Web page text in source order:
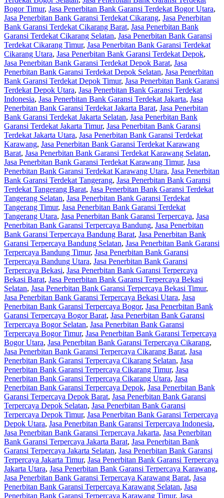
Bogor Timur, Jasa Penerbitan Bank Garansi Terdekat Bogor Utara,
Jasa Penerbitan Bank Garansi Terdekat Cikarang, Jasa Penerbitan
Bank Garansi Terdekat Cikarang Barat, Jasa Penerbitan Bank
Garansi Terdekat Cikarang Selatan, Jasa Penerbitan Bank Garansi
Terdekat Cikarang Timur, Jasa Penerbitan Bank Garansi Terdekat
Cikarang Utara, Jasa Penerbitan Bank Garansi Terdekat Depok,
Jasa Penerbitan Bank Garansi Terdekat Depok Barat, Jasa
Penerbitan Bank Garansi Terdekat Depok Selatan, Jasa Penerbitan
Bank Garansi Terdekat Depok Timur, Jasa Penerbitan Bank Garansi
Terdekat Depok Utara, Jasa Penerbitan Bank Garansi Terdekat
Indonesia, Jasa Penerbitan Bank Garansi Terdekat Jakarta, Jasa
Penerbitan Bank Garansi Terdekat Jakarta Barat, Jasa Penerbitan
Bank Garansi Terdekat Jakarta Selatan, Jasa Penerbitan Bank
Garansi Terdekat Jakarta Timur, Jasa Penerbitan Bank Garansi
Terdekat Jakarta Utara, Jasa Penerbitan Bank Garansi Terdekat
Karawang, Jasa Penerbitan Bank Garansi Terdekat Karawang
Barat, Jasa Penerbitan Bank Garansi Terdekat Karawang Selatan,
Jasa Penerbitan Bank Garansi Terdekat Karawang Timur, Jasa
Penerbitan Bank Garansi Terdekat Karawang Utara, Jasa Penerbitan
Bank Garansi Terdekat Tangerang, Jasa Penerbitan Bank Garansi
Terdekat Tangerang Barat, Jasa Penerbitan Bank Garansi Terdekat
Tangerang Selatan, Jasa Penerbitan Bank Garansi Terdekat
Tangerang Timur, Jasa Penerbitan Bank Garansi Terdekat
Tangerang Utara, Jasa Penerbitan Bank Garansi Terpercaya, Jasa
Penerbitan Bank Garansi Terpercaya Bandung, Jasa Penerbitan
Bank Garansi Terpercaya Bandung Barat, Jasa Penerbitan Bank
Garansi Terpercaya Bandung Selatan, Jasa Penerbitan Bank Garansi
Terpercaya Bandung Timur, Jasa Penerbitan Bank Garansi
Terpercaya Bandung Utara, Jasa Penerbitan Bank Garansi
Terpercaya Bekasi, Jasa Penerbitan Bank Garansi Terpercaya
Bekasi Barat, Jasa Penerbitan Bank Garansi Terpercaya Bekasi
Selatan, Jasa Penerbitan Bank Garansi Terpercaya Bekasi Timur,
Jasa Penerbitan Bank Garansi Terpercaya Bekasi Utara, Jasa
Penerbitan Bank Garansi Terpercaya Bogor, Jasa Penerbitan Bank
Garansi Terpercaya Bogor Barat, Jasa Penerbitan Bank Garansi
Terpercaya Bogor Selatan, Jasa Penerbitan Bank Garansi
Terpercaya Bogor Timur, Jasa Penerbitan Bank Garansi Terpercaya
Bogor Utara, Jasa Penerbitan Bank Garansi Terpercaya Cikarang,
Jasa Penerbitan Bank Garansi Terpercaya Cikarang Barat, Jasa
Penerbitan Bank Garansi Terpercaya Cikarang Selatan, Jasa
Penerbitan Bank Garansi Terpercaya Cikarang Timur, Jasa
Penerbitan Bank Garansi Terpercaya Cikarang Utara, Jasa
Penerbitan Bank Garansi Terpercaya Depok, Jasa Penerbitan Bank
Garansi Terpercaya Depok Barat, Jasa Penerbitan Bank Garansi
Terpercaya Depok Selatan, Jasa Penerbitan Bank Garansi
Terpercaya Depok Timur, Jasa Penerbitan Bank Garansi Terpercaya
Depok Utara, Jasa Penerbitan Bank Garansi Terpercaya Indonesia,
Jasa Penerbitan Bank Garansi Terpercaya Jakarta, Jasa Penerbitan
Bank Garansi Terpercaya Jakarta Barat, Jasa Penerbitan Bank
Garansi Terpercaya Jakarta Selatan, Jasa Penerbitan Bank Garansi
Terpercaya Jakarta Timur, Jasa Penerbitan Bank Garansi Terpercaya
Jakarta Utara, Jasa Penerbitan Bank Garansi Terpercaya Karawang,
Jasa Penerbitan Bank Garansi Terpercaya Karawang Barat, Jasa
Penerbitan Bank Garansi Terpercaya Karawang Selatan, Jasa
Penerbitan Bank Garansi Terpercaya Karawang Timur, Jasa